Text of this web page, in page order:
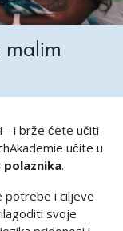
malim
- i brže ćete učiti
učite u
polaznika.
potrebe i ciljeve
svoje